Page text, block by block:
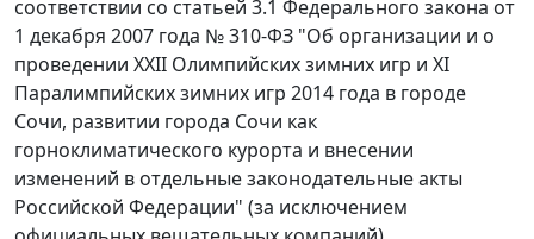
соответствии со статьей 3.1 Федерального закона от
1 декабря 2007 года № 310-ФЗ "Об организации и о
проведении XXII Олимпийских зимних игр и XI
Паралимпийских зимних игр 2014 года в городе
Сочи, развитии города Сочи как
горноклиматического курорта и внесении
изменений в отдельные законодательные акты
Российской Федерации" (за исключением